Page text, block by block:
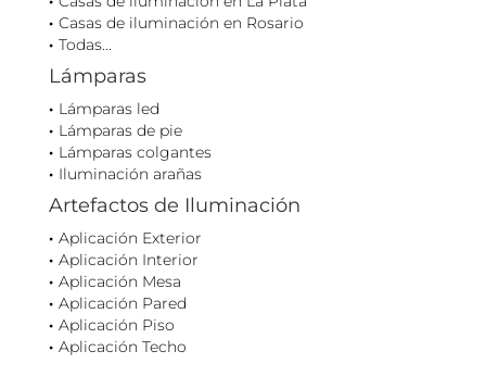
Casas de iluminación en Rosario
Todas...
Lámparas
Lámparas led
Lámparas de pie
Lámparas colgantes
Iluminación arañas
Artefactos de Iluminación
Aplicación Exterior
Aplicación Interior
Aplicación Mesa
Aplicación Pared
Aplicación Piso
Aplicación Techo